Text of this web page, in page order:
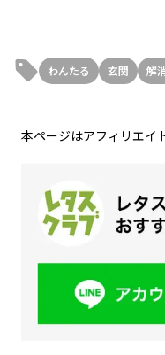
わんたる 玄関 解
本ページはアフィリエイ